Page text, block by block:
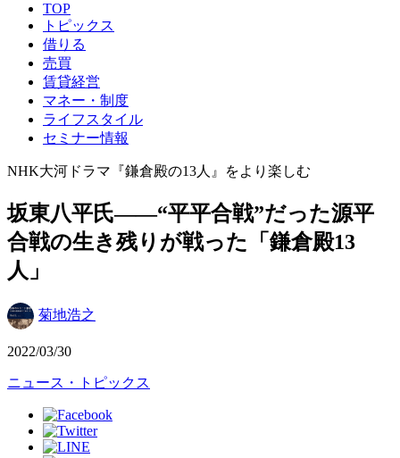
TOP
トピックス
借りる
売買
賃貸経営
マネー・制度
ライフスタイル
セミナー情報
NHK大河ドラマ『鎌倉殿の13人』をより楽しむ
坂東八平氏――“平平合戦”だった源平
合戦の生き残りが戦った「鎌倉殿13
人」
菊地浩之
2022/03/30
ニュース・トピックス